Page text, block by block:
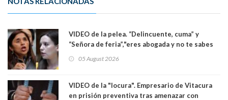
VIDEO de la pelea. “Delincuente, cuma” y
“Señora de feria”,"eres abogada y no te sabes
senadoras Camila Flores y Fabiola Campillai en
05 August 2026
VIDEO de la "locura". Empresario de Vitacura
en prisión preventiva tras amenazar con